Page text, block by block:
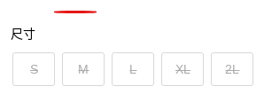
尺寸
S M L XL 2L